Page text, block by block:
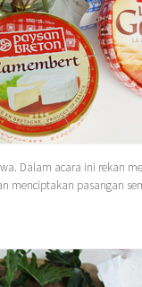
Dalam acara ini rekan
menciptakan pasangan